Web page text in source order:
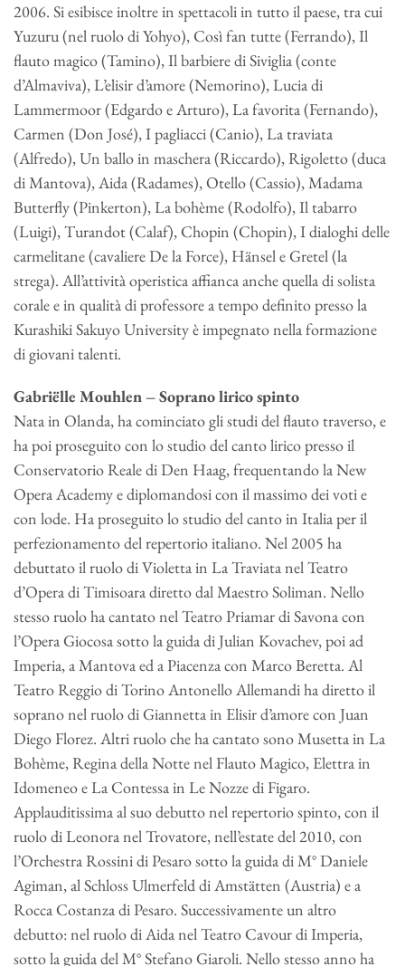
2006. Si esibisce inoltre in spettacoli in tutto il paese, tra cui
Yuzuru (nel ruolo di Yohyo), Così fan tutte (Ferrando), Il
flauto magico (Tamino), Il barbiere di Siviglia (conte
d’Almaviva), L’elisir d’amore (Nemorino), Lucia di
Lammermoor (Edgardo e Arturo), La favorita (Fernando),
Carmen (Don José), I pagliacci (Canio), La traviata
(Alfredo), Un ballo in maschera (Riccardo), Rigoletto (duca
di Mantova), Aida (Radames), Otello (Cassio), Madama
Butterfly (Pinkerton), La bohème (Rodolfo), Il tabarro
(Luigi), Turandot (Calaf), Chopin (Chopin), I dialoghi delle
carmelitane (cavaliere De la Force), Hänsel e Gretel (la
strega). All’attività operistica affianca anche quella di solista
corale e in qualità di professore a tempo definito presso la
Kurashiki Sakuyo University è impegnato nella formazione
di giovani talenti.
Gabriëlle Mouhlen – Soprano lirico spinto
Nata in Olanda, ha cominciato gli studi del flauto traverso, e
ha poi proseguito con lo studio del canto lirico presso il
Conservatorio Reale di Den Haag, frequentando la New
Opera Academy e diplomandosi con il massimo dei voti e
con lode. Ha proseguito lo studio del canto in Italia per il
perfezionamento del repertorio italiano. Nel 2005 ha
debuttato il ruolo di Violetta in La Traviata nel Teatro
d’Opera di Timisoara diretto dal Maestro Soliman. Nello
stesso ruolo ha cantato nel Teatro Priamar di Savona con
l’Opera Giocosa sotto la guida di Julian Kovachev, poi ad
Imperia, a Mantova ed a Piacenza con Marco Beretta. Al
Teatro Reggio di Torino Antonello Allemandi ha diretto il
soprano nel ruolo di Giannetta in Elisir d’amore con Juan
Diego Florez. Altri ruolo che ha cantato sono Musetta in La
Bohème, Regina della Notte nel Flauto Magico, Elettra in
Idomeneo e La Contessa in Le Nozze di Figaro.
Applauditissima al suo debutto nel repertorio spinto, con il
ruolo di Leonora nel Trovatore, nell’estate del 2010, con
l’Orchestra Rossini di Pesaro sotto la guida di M° Daniele
Agiman, al Schloss Ulmerfeld di Amstätten (Austria) e a
Rocca Costanza di Pesaro. Successivamente un altro
debutto: nel ruolo di Aida nel Teatro Cavour di Imperia,
sotto la guida del M° Stefano Giaroli. Nello stesso anno ha